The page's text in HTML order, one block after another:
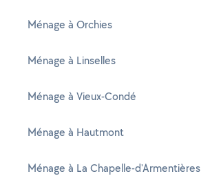
Ménage à Orchies
Ménage à Linselles
Ménage à Vieux-Condé
Ménage à Hautmont
Ménage à La Chapelle-d'Armentières